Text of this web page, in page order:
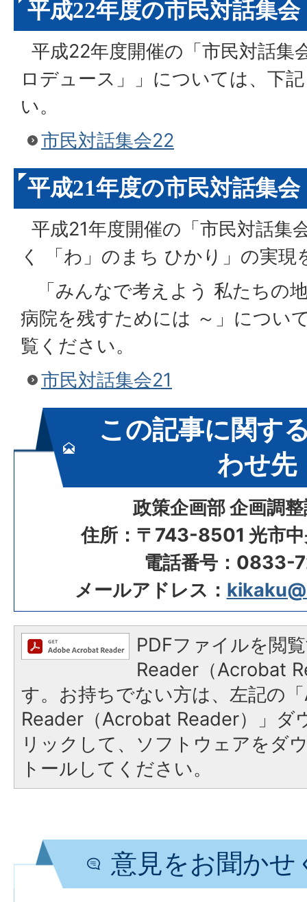
平成22年度の市民対話集会
平成22年度開催の「市民対話集
ロデュース」」については、下
い。
市民対話集会22
平成21年度の市民対話集会
平成21年度開催の「市民対話集
く 「わ」のまち ひかり」の実現
「みんなで考えよう 私たちの
病院を残すためには ～」につい
覧ください。
市民対話集会21
この記事に関す
わせ先
政策企画部 企画調
住所：〒743-8501 光市中
電話番号：0833-
メールアドレス：
PDFファイルを閲
Reader（Acrobat
す。お持ちでない方は、左記の
Reader（Acrobat Reader）」ダ
リックして、ソフトウェアをダ
トールしてください。
意見をお聞かせ